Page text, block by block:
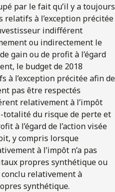
par le fait qu’il y a toujours
à l’exception précitée
indifférent
ou indirectement le
gain ou de profit à l’égard
le budget de 2018
à l’exception précitée afin de
pas être respectés
relativement à l’impôt
du risque de perte et
à l’égard de l’action visée
y compris lorsque
à l’impôt n’a pas
propres synthétique ou
relativement à
synthétique.